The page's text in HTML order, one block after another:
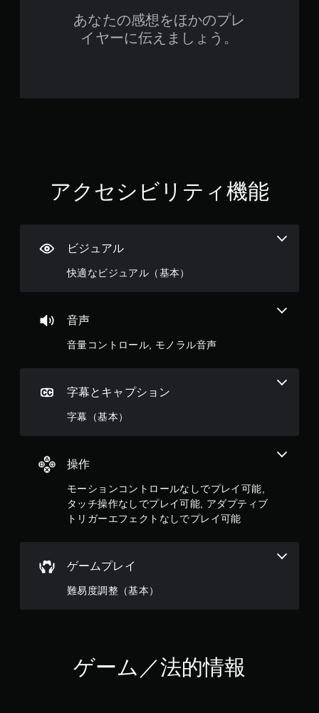
あなたの感想をほかのプレ
イヤーに伝えましょう。
アクセシビリティ機能
ビジュアル
快適なビジュアル（基本）
音声
音量コントロール, モノラル音声
字幕とキャプション
字幕（基本）
操作
モーションコントロールなしでプレイ可能,
タッチ操作なしでプレイ可能, アダプティブ
トリガーエフェクトなしでプレイ可能
を
プ
レ
ゲームプレイ
難易度調整（基本）
ゲーム／法的情報